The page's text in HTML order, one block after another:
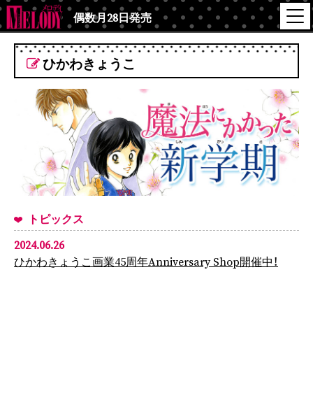
偶数月28日発売
ひかわきょうこ
トピックス
2024.06.26
ひかわきょうこ画業45周年Anniversary Shop開催中！